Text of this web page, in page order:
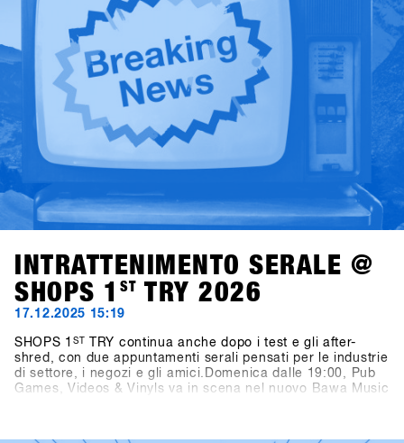
business.Condotti da Alba Pardo con un approccio diretto
e mirato, questi talk offrono spunti concreti, discussioni
sincere e prospettive che contano davvero per l’industria
dello snowboard.
INTRATTENIMENTO SERALE @
SHOPS 1
ST TRY 2026
17.12.2025 15:19
SHOPS 1 ST
TRY continua anche dopo i test e gli after-
shred, con due appuntamenti serali pensati per le industrie
di settore, i negozi e gli amici.Domenica dalle 19:00, Pub
Games, Videos & Vinyls va in scena nel nuovo Bawa Music